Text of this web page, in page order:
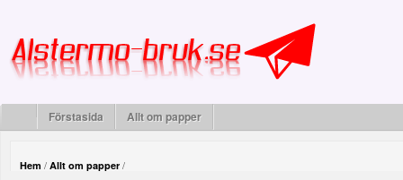
Förstasida Allt om papper
Hem / Allt om papper /